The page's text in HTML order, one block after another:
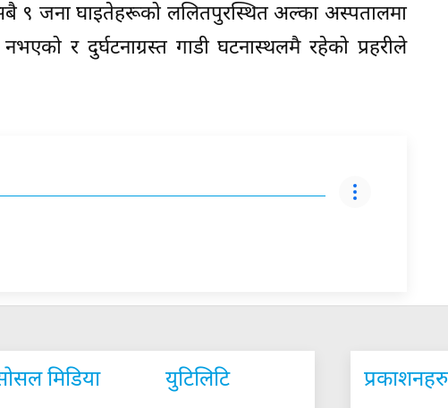
९ जना घाइतेहरूको ललितपुरस्थित अल्का अस्पतालमा
र दुर्घटनाग्रस्त गाडी घटनास्थलमै रहेको प्रहरीले
मिडिया युटिलिटि प्रकाशनहरु